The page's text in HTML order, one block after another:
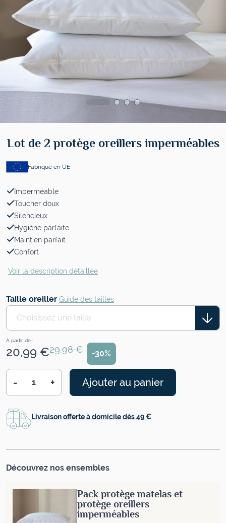
Lot de 2 protège oreillers imperméables
Fabriqué en UE
Imperméable
Toucher doux
Silencieux
Hygiène parfaite
Maintien parfait
Confort
Voir la description détaillée
Taille oreiller Guide des tailles
Choisissez une taille
À partir de :
20,99 €29,98 € -30%
Quantité
- + Ajouter au panier
Livraison offerte à domicile dès 49 €
Découvrez nos ensembles
Pack protège matelas et
protège oreillers
imperméables